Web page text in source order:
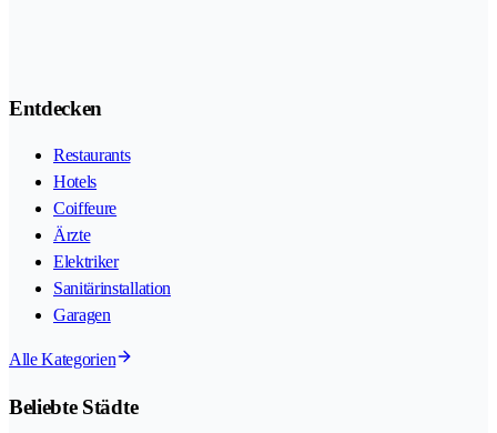
Entdecken
Restaurants
Hotels
Coiffeure
Ärzte
Elektriker
Sanitärinstallation
Garagen
Alle Kategorien
Beliebte Städte